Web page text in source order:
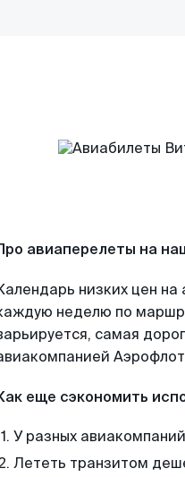
авиаперелеты на
низких цен
неделю по
самая
еще сэкономить
У разных
Лететь транзитом